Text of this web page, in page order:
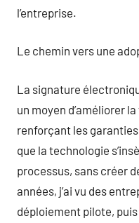
l’entreprise.
Le chemin vers une
La signature
un moyen d’améliorer
renforçant les
que la technologie
processus, sans créer
années, j’ai vu des
déploiement pilote,